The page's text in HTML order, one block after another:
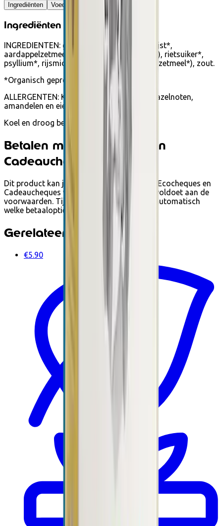
Ingrediënten Voedingsinformatie
Ingrediënten
INGREDIENTEN: glutenvrij meelmengsel* (rijst*,
aardappelzetmeel*, tapioca*), boter* (melk), rietsuiker*,
psyllium*, rijsmiddel (wijnsteencrème, maïszetmeel*), zout.
*Organisch geproduceerd ingrediënt.
ALLERGENTEN: Kan sporen bevatten van hazelnoten,
amandelen en eieren.
Koel en droog bewaren.
Betalen met Ecocheques en
Cadeaucheques
Dit product kan je bij Ecoshop betalen met Ecocheques en
Cadeaucheques van Edenred wanneer het voldoet aan de
voorwaarden. Tijdens het afrekenen zie je automatisch
welke betaalopties beschikbaar zijn.
Gerelateerde producten
€5.90